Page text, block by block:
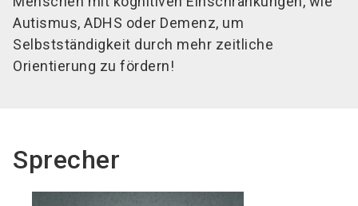
Autismus, ADHS oder Demenz, um
Selbstständigkeit durch mehr zeitliche
Orientierung zu fördern!
Sprecher